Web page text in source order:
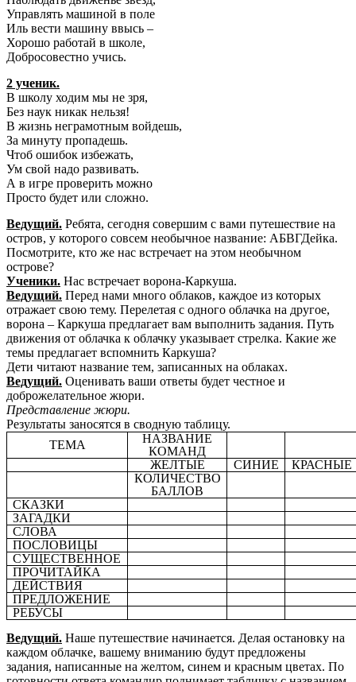
Управлять машиной в поле
Иль вести машину ввысь –
Хорошо работай в школе,
Добросовестно учись.
2 ученик.
В школу ходим мы не зря,
Без наук никак нельзя!
В жизнь неграмотным войдешь,
За минуту пропадешь.
Чтоб ошибок избежать,
Ум свой надо развивать.
А в игре проверить можно
Просто будет или сложно.
Ведущий. Ребята, сегодня совершим с вами путешествие на
остров, у которого совсем необычное название: АБВГДейка.
Посмотрите, кто же нас встречает на этом необычном
острове?
Ученики. Нас встречает ворона-Каркуша.
Ведущий. Перед нами много облаков, каждое из которых
отражает свою тему. Перелетая с одного облачка на другое,
ворона – Каркуша предлагает вам выполнить задания. Путь
движения от облачка к облачку указывает стрелка. Какие же
темы предлагает вспомнить Каркуша?
Дети читают название тем, записанных на облаках.
Ведущий. Оценивать ваши ответы будет честное и
доброжелательное жюри.
Представление жюри.
Результаты заносятся в сводную таблицу.
ТЕМА
НАЗВАНИЕ
КОМАНД
ЖЕЛТЫЕ
СИНИЕ
КРАСНЫЕ
КОЛИЧЕСТВО
БАЛЛОВ
СКАЗКИ
ЗАГАДКИ
СЛОВА
ПОСЛОВИЦЫ
СУЩЕСТВЕННОЕ
ПРОЧИТАЙКА
ДЕЙСТВИЯ
ПРЕДЛОЖЕНИЕ
РЕБУСЫ
Ведущий. Наше путешествие начинается. Делая остановку на
каждом облачке, вашему вниманию будут предложены
задания, написанные на желтом, синем и красным цветах. По